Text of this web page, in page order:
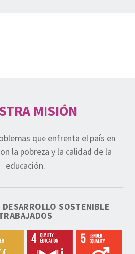
MISIÓN
que enfrenta el país en
la pobreza y la calidad de la
educación.
SOSTENIBLE